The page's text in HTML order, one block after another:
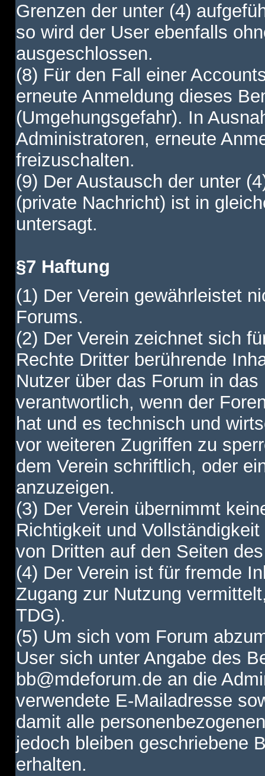
Grenzen der unter (4)
so wird der User ebenfalls
ausgeschlossen.
(8) Für den Fall einer
erneute Anmeldung dieses
(Umgehungsgefahr). In
Administratoren, erneute
freizuschalten.
(9) Der Austausch der unter
(private Nachricht) ist in
untersagt.
§7 Haftung
(1) Der Verein gewährleistet
Forums.
(2) Der Verein zeichnet sich
Rechte Dritter berührende
Nutzer über das Forum in
verantwortlich, wenn der
hat und es technisch und
vor weiteren Zugriffen zu
dem Verein schriftlich, oder
anzuzeigen.
(3) Der Verein übernimmt
Richtigkeit und
von Dritten auf den Seiten
(4) Der Verein ist für fremde
Zugang zur Nutzung
TDG).
(5) Um sich vom Forum
User sich unter Angabe des
bb@mdeforum.de an die
verwendete E-Mailadresse
damit alle
jedoch bleiben geschriebene
erhalten.